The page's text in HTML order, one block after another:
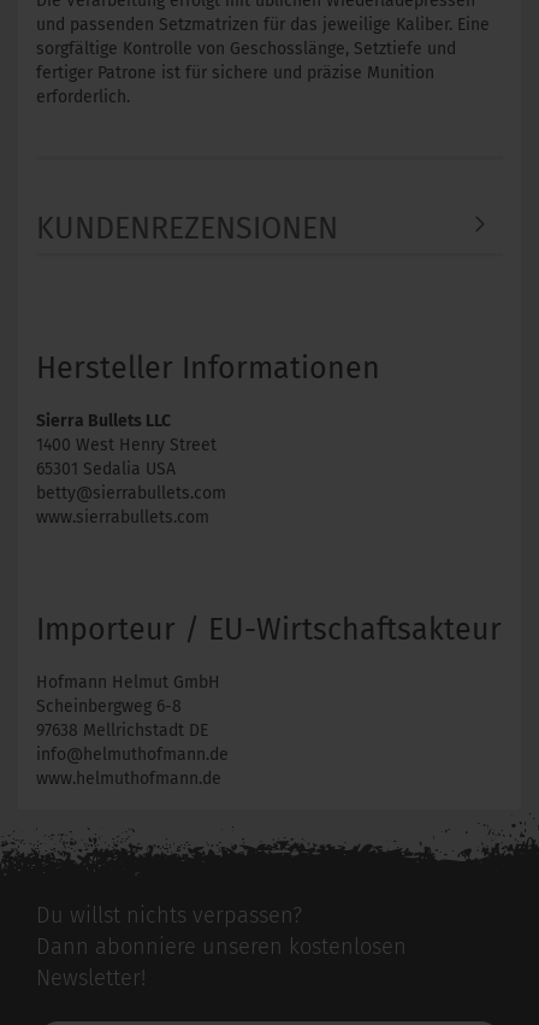
und passenden Setzmatrizen für das jeweilige Kaliber. Eine
sorgfältige Kontrolle von Geschosslänge, Setztiefe und
fertiger Patrone ist für sichere und präzise Munition
erforderlich.
KUNDENREZENSIONEN
Hersteller Informationen
Sierra Bullets LLC
1400 West Henry Street
65301 Sedalia USA
betty@sierrabullets.com
www.sierrabullets.com
Importeur / EU-Wirtschaftsakteur
Hofmann Helmut GmbH
Scheinbergweg 6-8
97638 Mellrichstadt DE
info@helmuthofmann.de
www.helmuthofmann.de
Du willst nichts verpassen?
Dann abonniere unseren kostenlosen
Newsletter!